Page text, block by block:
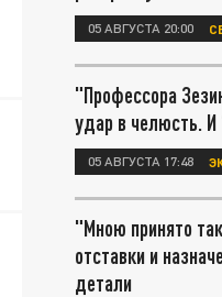
05 АВГУСТА 20:00
"Профессора
удар в челюсть.
05 АВГУСТА 17:48
"Мною принято
отставки и
детали